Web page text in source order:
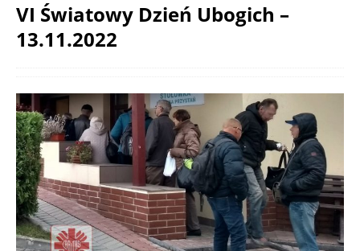
VI Światowy Dzień Ubogich –
13.11.2022